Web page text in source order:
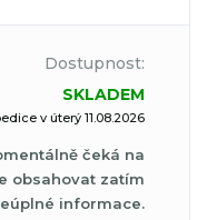
Dostupnost:
SKLADEM
v úterý 11.08.2026
čeká na
obsahovat zatím
informace.